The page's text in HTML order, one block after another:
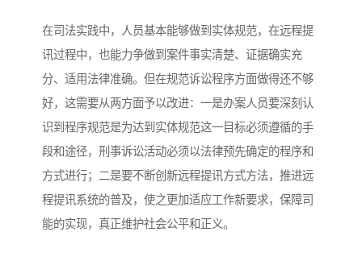
在司法实践中，人员基本能够做到实体规范，在远程提
讯过程中，也能力争做到案件事实清楚、证据确实充
分、适用法律准确。但在规范诉讼程序方面做得还不够
好，这需要从两方面予以改进：一是办案人员要深刻认
识到程序规范是为达到实体规范这一目标必须遵循的手
段和途径，刑事诉讼活动必须以法律预先确定的程序和
方式进行；二是要不断创新远程提讯方式方法，推进远
程提讯系统的普及，使之更加适应工作新要求，保障司
能的实现，真正维护社会公平和正义。